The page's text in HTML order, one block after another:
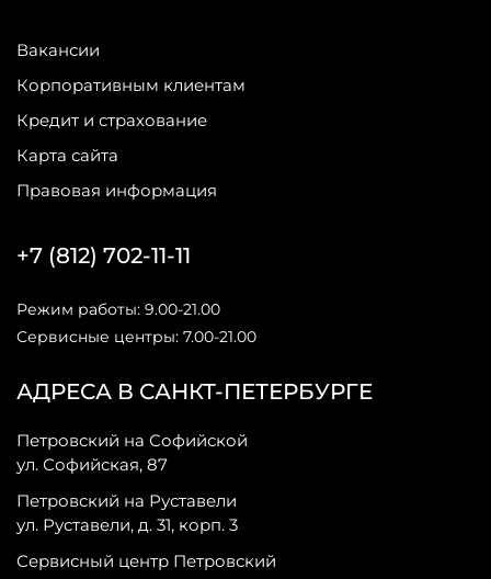
Вакансии
Корпоративным клиентам
Кредит и страхование
Карта сайта
Правовая информация
АДРЕСА В САНКТ-ПЕТЕРБУРГЕ
Петровский на Софийской
ул. Софийская, 87
Петровский на Руставели
ул. Руставели, д. 31, корп. 3
Сервисный центр Петровский
+7 (812) 702-11-11
Режим работы: 9.00-21.00
Сервисные центры: 7.00-21.00